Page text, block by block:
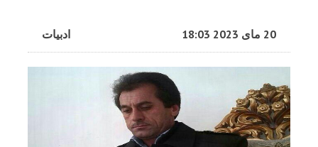
ادبیات 20 مای 2023 18:03